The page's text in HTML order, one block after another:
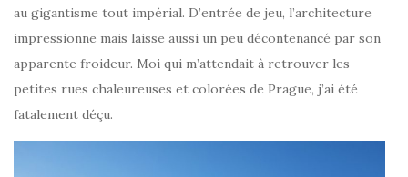
au gigantisme tout impérial. D’entrée de jeu, l’architecture
impressionne mais laisse aussi un peu décontenancé par son
apparente froideur. Moi qui m’attendait à retrouver les
petites rues chaleureuses et colorées de Prague, j’ai été
fatalement déçu.